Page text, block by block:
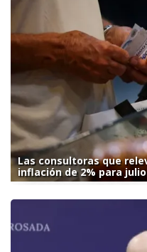
Las consultoras que
inflación de 2% para julio